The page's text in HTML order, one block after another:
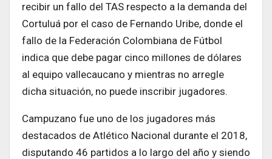
recibir un fallo del TAS respecto a la demanda del
Cortuluá por el caso de Fernando Uribe, donde el
fallo de la Federación Colombiana de Fútbol
indica que debe pagar cinco millones de dólares
al equipo vallecaucano y mientras no arregle
dicha situación, no puede inscribir jugadores.
Campuzano fue uno de los jugadores más
destacados de Atlético Nacional durante el 2018,
disputando 46 partidos a lo largo del año y siendo